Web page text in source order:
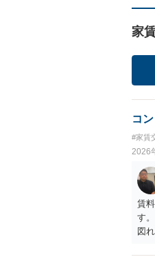
家
コ
#家賃
2026
賃
す
図